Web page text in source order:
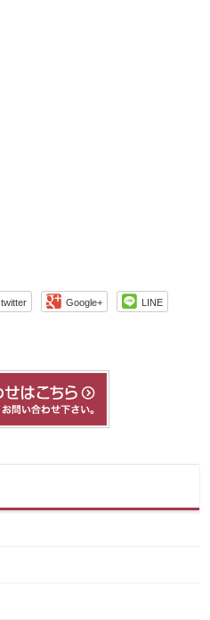
twitter Google+ LINE